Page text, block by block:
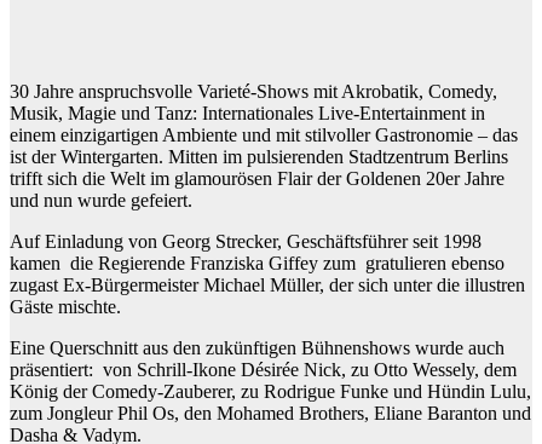
30 Jahre anspruchsvolle Varieté-Shows mit Akrobatik, Comedy,
Musik, Magie und Tanz: Internationales Live-Entertainment in
einem einzigartigen Ambiente und mit stilvoller Gastronomie – das
ist der Wintergarten. Mitten im pulsierenden Stadtzentrum Berlins
trifft sich die Welt im glamourösen Flair der Goldenen 20er Jahre
und nun wurde gefeiert.
Auf Einladung von Georg Strecker, Geschäftsführer seit 1998
kamen die Regierende Franziska Giffey zum gratulieren ebenso
zugast Ex-Bürgermeister Michael Müller, der sich unter die illustren
Gäste mischte.
Eine Querschnitt aus den zukünftigen Bühnenshows wurde auch
präsentiert: von Schrill-Ikone Désirée Nick, zu Otto Wessely, dem
König der Comedy-Zauberer, zu Rodrigue Funke und Hündin Lulu,
zum Jongleur Phil Os, den Mohamed Brothers, Eliane Baranton und
Dasha & Vadym.